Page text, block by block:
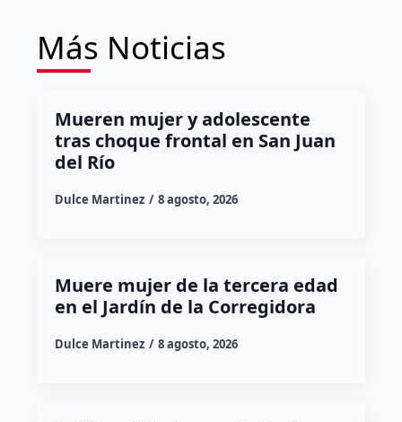
Más Noticias
Mueren mujer y adolescente
tras choque frontal en San Juan
del Río
Dulce Martinez 8 agosto, 2026
Muere mujer de la tercera edad
en el Jardín de la Corregidora
Dulce Martinez 8 agosto, 2026